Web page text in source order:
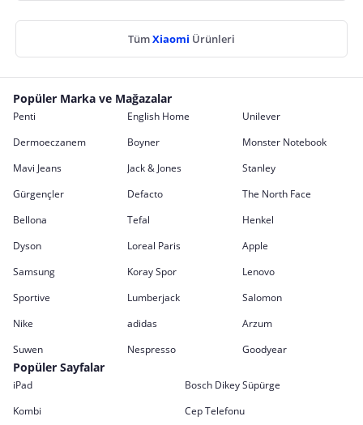
TümXiaomi Ürünleri
Popüler Marka ve Mağazalar
Penti English Home
Unilever
Dermoeczanem
Boyner
Monster Notebook
Mavi Jeans
Jack & Jones
Stanley
Gürgençler
Defacto
The North Face
Bellona
Tefal
Henkel
Dyson
Loreal Paris
Apple
Samsung
Koray Spor
Lenovo
Sportive
Lumberjack
Salomon
Nike
adidas
Arzum
Suwen
Nespresso Goodyear
Popüler Sayfalar
iPad
Bosch Dikey Süpürge
Kombi
Cep Telefonu